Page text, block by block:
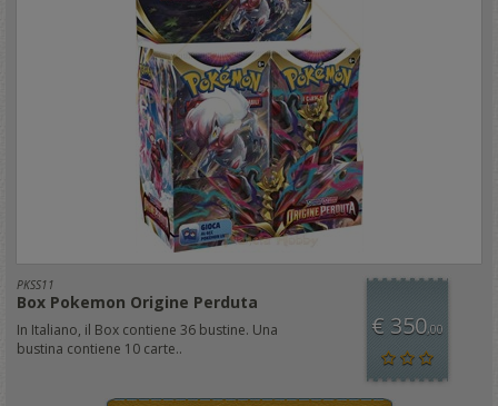
PKSS11
Box Pokemon Origine Perduta
In Italiano, il Box contiene 36 bustine. Una
bustina contiene 10 carte..
€ 350,00